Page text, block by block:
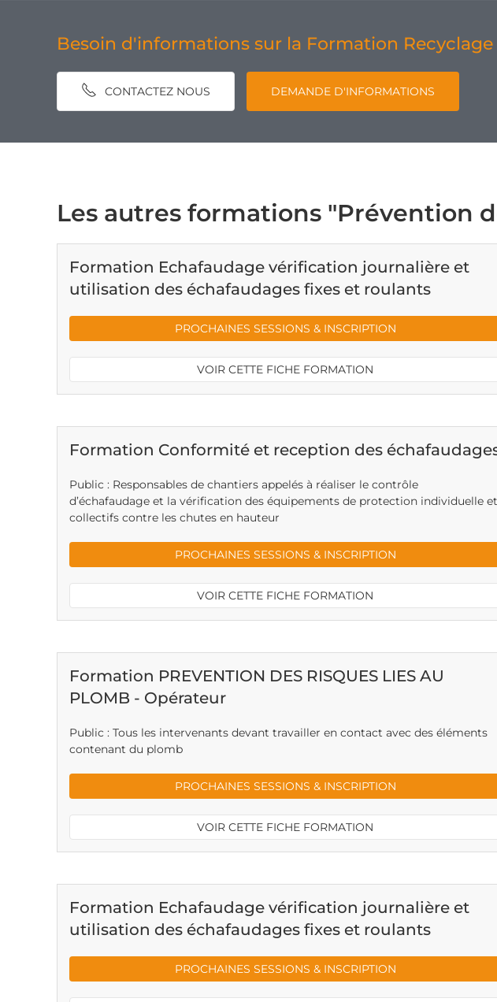
Besoin d'informations sur la Formation
CONTACTEZ NOUS DEMANDE D'INFORMATIONS
Les autres formations "Prévention
Formation Echafaudage vérification journalière et
utilisation des échafaudages fixes et roulants
PROCHAINES SESSIONS & INSCRIPTION
VOIR CETTE FICHE FORMATION
Formation Conformité et reception des
Public : Responsables de chantiers appelés à réaliser le contrôle
d’échafaudage et la vérification des équipements de protection individuelle et
collectifs contre les chutes en hauteur
PROCHAINES SESSIONS & INSCRIPTION
VOIR CETTE FICHE FORMATION
Formation PREVENTION DES RISQUES LIES AU
PLOMB - Opérateur
Public : Tous les intervenants devant travailler en contact avec des éléments
contenant du plomb
PROCHAINES SESSIONS & INSCRIPTION
VOIR CETTE FICHE FORMATION
Formation Echafaudage vérification journalière et
utilisation des échafaudages fixes et roulants
PROCHAINES SESSIONS & INSCRIPTION